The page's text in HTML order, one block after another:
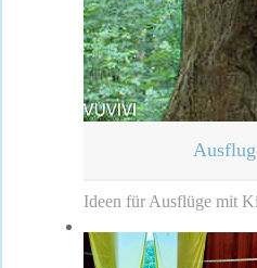
Ideen für Ausflüge mit